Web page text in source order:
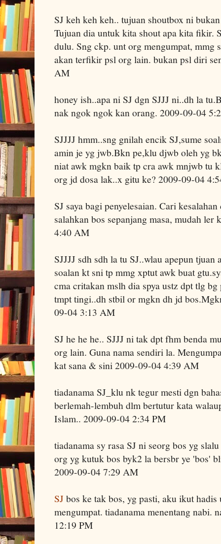
SJ keh keh keh.. tujuan shoutbox ni
Tujuan dia untuk kita shout apa kita fikir.
dulu. Sng ckp. unt org mengumpat, mmg
akan terfikir psl org lain. bukan psl diri
AM
honey ish..apa ni SJ dgn SJJJ ni..dh la
nak ngok ngok kan orang. 2009-09-04
SJJJJ hmm..sng gnilah encik SJ,sume
amin je yg jwb.Bkn pe,klu djwb oleh yg
niat awk mgkn baik tp cra awk mnjwb tu
org jd dosa lak..x gitu ke? 2009-09-04
SJ saya bagi penyelesaian. Cari
salahkan bos sepanjang masa, mudah ler
4:40 AM
SJJJJ sdh sdh la tu SJ..wlau apepun
soalan kt sni tp mmg xptut awk buat
cma critakan mslh dia spya ustz dpt tlg
tmpt tingi..dh stbil or mgkn dh jd
09-04 3:13 AM
SJ he he he.. SJJJ ni tak dpt fhm benda
org lain. Guna nama sendiri la.
kat sana & sini 2009-09-04 4:39 AM
tiadanama SJ_klu nk tegur mesti dgn
berlemah-lembuh dlm bertutur kata
Islam.. 2009-09-04 2:34 PM
tiadanama sy rasa SJ ni seorg bos yg
org yg kutuk bos byk2 la bersbr ye 'bos'
2009-09-04 7:29 AM
SJ bos ke tak bos, yg pasti, aku ikut
mengumpat. tiadanama menentang nabi.
12:19 PM